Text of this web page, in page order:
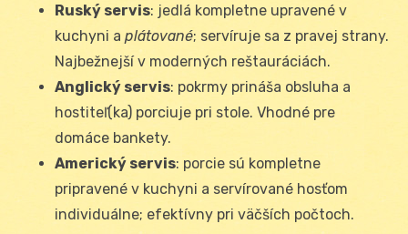
Ruský servis: jedlá kompletne upravené v
kuchyni a plátované; servíruje sa z pravej strany.
Najbežnejší v moderných reštauráciách.
Anglický servis: pokrmy prináša obsluha a
hostiteľ(ka) porciuje pri stole. Vhodné pre
domáce bankety.
Americký servis: porcie sú kompletne
pripravené v kuchyni a servírované hosťom
individuálne; efektívny pri väčších počtoch.